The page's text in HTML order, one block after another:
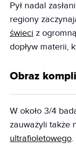
Pył nadal
regiony
świeci z
dopływ materii,
Obraz
W około 3/4
zauważyli także
ultrafioletowego